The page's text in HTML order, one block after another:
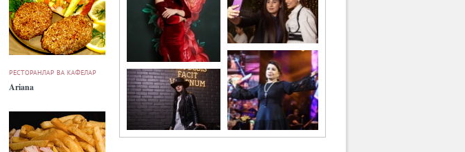
РЕСТОРАНЛАР ВА КАФЕЛАР
Ariana